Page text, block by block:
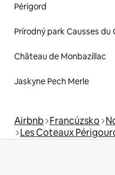
Périgord
Château de Monbazillac
Jaskyne Pech Merle
Airbnb Francúzsko
Les Coteaux